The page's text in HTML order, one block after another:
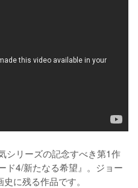
シリーズの記念すべき第1作
ド4/新たなる希望』。ジョー
に残る作品です。